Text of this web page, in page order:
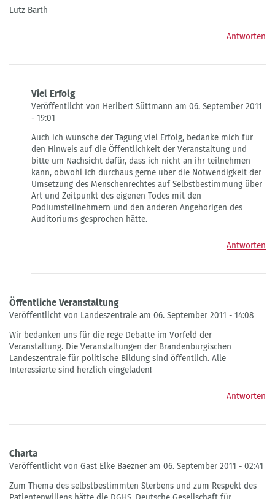
Lutz Barth
Antworten
Viel Erfolg
Veröffentlicht von Heribert Süttmann am 06. September 2011
- 19:01
auf
Zum
Innehalten
aufgerufen!
von
Lutz
Barth
Auch ich wünsche der Tagung viel Erfolg, bedanke mich für
den Hinweis auf die Öffentlichkeit der Veranstaltung und
bitte um Nachsicht dafür, dass ich nicht an ihr teilnehmen
kann, obwohl ich durchaus gerne über die Notwendigkeit der
Umsetzung des Menschenrechtes auf Selbstbestimmung über
Art und Zeitpunkt des eigenen Todes mit den
Podiumsteilnehmern und den anderen Angehörigen des
Auditoriums gesprochen hätte.
Antworten
Öffentliche Veranstaltung
Veröffentlicht von Landeszentrale am 06. September 2011 - 14:08
Wir bedanken uns für die rege Debatte im Vorfeld der
Veranstaltung. Die Veranstaltungen der Brandenburgischen
Landeszentrale für politische Bildung sind öffentlich. Alle
Interessierte sind herzlich eingeladen!
Antworten
Charta
Veröffentlicht von Gast Elke Baezner am 06. September 2011 - 02:41
Zum Thema des selbstbestimmten Sterbens und zum Respekt des